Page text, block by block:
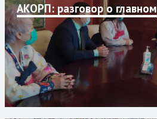
АКОРП: разговор о главном